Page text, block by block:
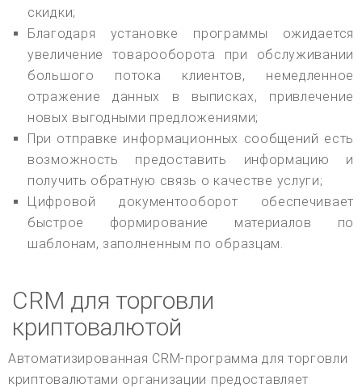
скидки;
Благодаря установке программы ожидается
увеличение товарооборота при обслуживании
большого потока клиентов, немедленное
отражение данных в выписках, привлечение
новых выгодными предложениями;
При отправке информационных сообщений есть
возможность предоставить информацию и
получить обратную связь о качестве услуги;
Цифровой документооборот обеспечивает
быстрое формирование материалов по
шаблонам, заполненным по образцам.
CRM для торговли
криптовалютой
Автоматизированная CRM-программа для торговли
криптовалютами организации предоставляет